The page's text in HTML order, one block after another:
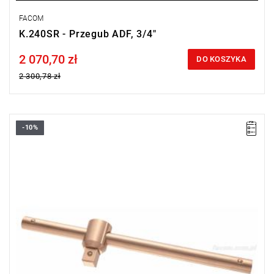
FACOM
K.240SR - Przegub ADF, 3/4"
Price tax included
2 070,70 zł
2 300,78 zł
DO KOSZYKA
Długość: 400 mm,
-10%